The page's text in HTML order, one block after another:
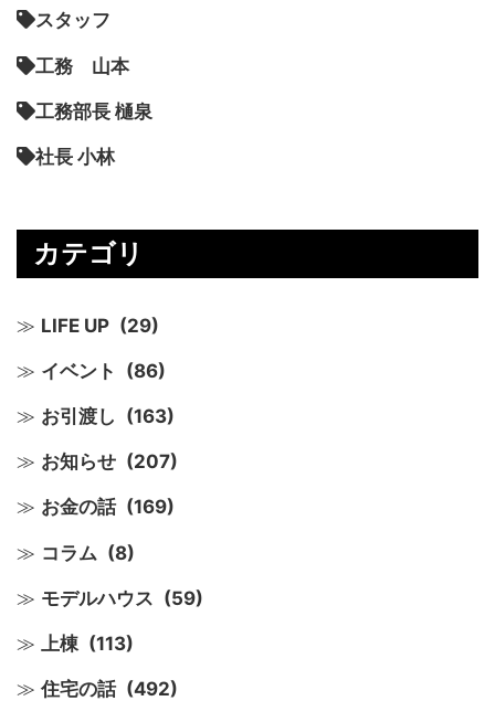
スタッフ
工務 山本
工務部長 樋泉
社長 小林
カテゴリ
LIFE UP (29)
イベント (86)
お引渡し (163)
お知らせ (207)
お金の話 (169)
コラム (8)
モデルハウス (59)
上棟 (113)
住宅の話 (492)